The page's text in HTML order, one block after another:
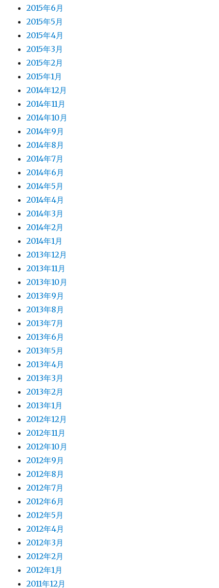
2015年6月
2015年5月
2015年4月
2015年3月
2015年2月
2015年1月
2014年12月
2014年11月
2014年10月
2014年9月
2014年8月
2014年7月
2014年6月
2014年5月
2014年4月
2014年3月
2014年2月
2014年1月
2013年12月
2013年11月
2013年10月
2013年9月
2013年8月
2013年7月
2013年6月
2013年5月
2013年4月
2013年3月
2013年2月
2013年1月
2012年12月
2012年11月
2012年10月
2012年9月
2012年8月
2012年7月
2012年6月
2012年5月
2012年4月
2012年3月
2012年2月
2012年1月
2011年12月